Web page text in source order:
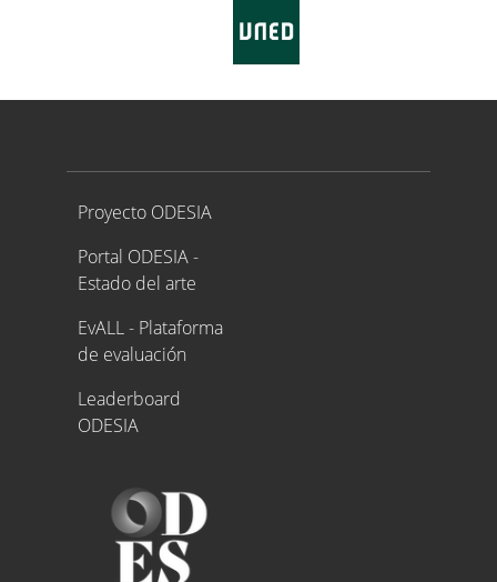
Proyecto ODESIA
Proyecto ODESIA
Portal ODESIA -
Estado del arte
EvALL - Plataforma
de evaluación
Leaderboard
ODESIA